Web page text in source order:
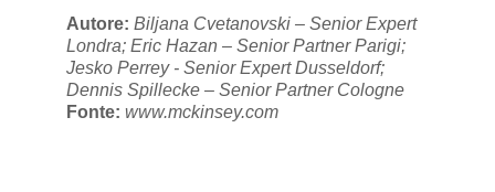
Autore: Biljana Cvetanovski – Senior Expert
Londra; Eric Hazan – Senior Partner Parigi;
Jesko Perrey - Senior Expert Dusseldorf;
Dennis Spillecke – Senior Partner Cologne
Fonte: www.mckinsey.com